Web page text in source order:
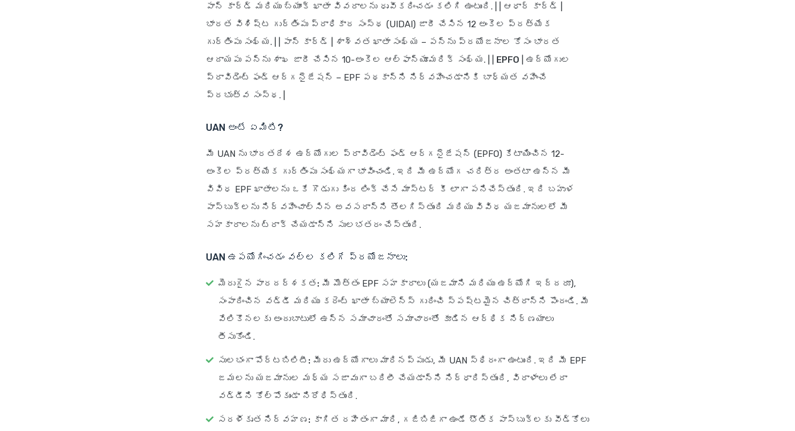
పాన్ కార్డ్ మరియు బ్యాంక్ ఖాతా వివరాలను ధృవీకరించడం కలిగి ఉంటుంది. | | ఆధార్ కార్డ్
భారత విశిష్ట గుర్తింపు ప్రాధికార సంస్థ (UIDAI) జారీ చేసిన 12 అంకెల ప్రత్యేక
గుర్తింపు సంఖ్య. | |
పాన్ కార్డ్ శాశ్వత ఖాతా సంఖ్య – పన్ను ప్రయోజనాల కోసం భారత
ఆదాయపు పన్ను శాఖ జారీ చేసిన 10-అంకెల ఆల్ఫాన్యూమరిక్ సంఖ్య. | | EPFO
ఉద్యోగుల
ప్రావిడెంట్ ఫండ్ ఆర్గనైజేషన్ – EPF పథకాన్ని నిర్వహించడానికి బాధ్యత వహించే
ప్రభుత్వ సంస్థ. |
UAN అంటే ఏమిటి?
మీ UAN ను భారతదేశ ఉద్యోగుల ప్రావిడెంట్ ఫండ్ ఆర్గనైజేషన్ (EPFO) కేటాయించిన 12-
అంకెల ప్రత్యేక గుర్తింపు సంఖ్యగా భావించండి. ఇది మీ ఉద్యోగ చరిత్ర అంతటా ఉన్న మీ
వివిధ EPF ఖాతాలను ఒకే గొడుగు కింద లింక్ చేసే మాస్టర్ కీ లాగా పనిచేస్తుంది. ఇది బహుళ
పాస్‌బుక్‌లను నిర్వహించాల్సిన అవసరాన్ని తొలగిస్తుంది మరియు వివిధ యజమానులలో మీ
సహకారాలను ట్రాక్ చేయడాన్ని సులభతరం చేస్తుంది.
UAN ఉపయోగించడం వల్ల కలిగే ప్రయోజనాలు:
మెరుగైన పారదర్శకత: మీ మొత్తం EPF సహకారాలు (యజమాని మరియు ఉద్యోగి ఇద్దరూ),
సంపాదించిన వడ్డీ మరియు కరెంట్ ఖాతా బ్యాలెన్స్ గురించి స్పష్టమైన చిత్రాన్ని పొందండి. మీ
వేలికొనలకు అందుబాటులో ఉన్న సమాచారంతో సమాచారంతో కూడిన ఆర్థిక నిర్ణయాలు
తీసుకోండి.
సులభంగా పోర్టబిలిటీ: మీరు ఉద్యోగాలు మారినప్పుడు, మీ UAN స్థిరంగా ఉంటుంది. ఇది మీ EPF
జమలను యజమానుల మధ్య సజావుగా బదిలీ చేయడాన్ని నిర్ధారిస్తుంది, విరాళాలు లేదా
వడ్డీని కోల్పోకుండా నిరోధిస్తుంది.
సరళీకృత నిర్వహణ: కాగిత రహితంగా మారి, గజిబిజిగా ఉండే భౌతిక పాస్‌బుక్‌లకు వీడ్కోలు